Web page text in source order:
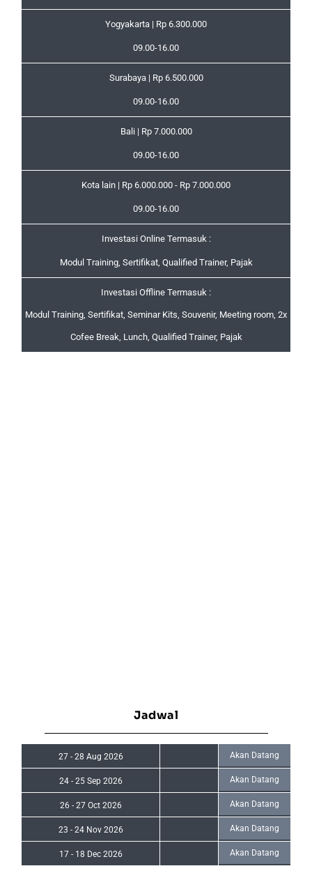
Yogyakarta | Rp 6.300.000
09.00-16.00
Surabaya | Rp 6.500.000
09.00-16.00
Bali | Rp 7.000.000
09.00-16.00
Kota lain | Rp 6.000.000 - Rp 7.000.000
09.00-16.00
Investasi Online Termasuk :
Modul Training, Sertifikat, Qualified Trainer, Pajak
Investasi Offline Termasuk :
Modul Training, Sertifikat, Seminar Kits, Souvenir, Meeting room, 2x
Cofee Break, Lunch, Qualified Trainer, Pajak
Jadwal
27 - 28 Aug 2026 Akan Datang
24 - 25 Sep 2026 Akan Datang
26 - 27 Oct 2026 Akan Datang
23 - 24 Nov 2026 Akan Datang
17 - 18 Dec 2026 Akan Datang